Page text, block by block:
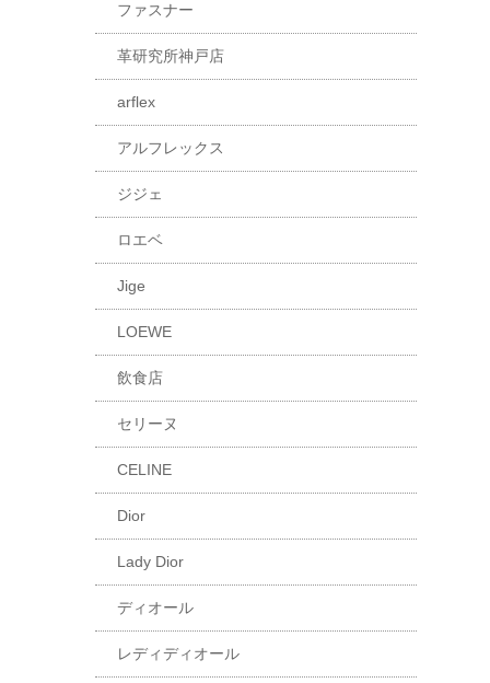
ファスナー
革研究所神戸店
arflex
アルフレックス
ジジェ
ロエベ
Jige
LOEWE
飲食店
セリーヌ
CELINE
Dior
Lady Dior
ディオール
レディディオール